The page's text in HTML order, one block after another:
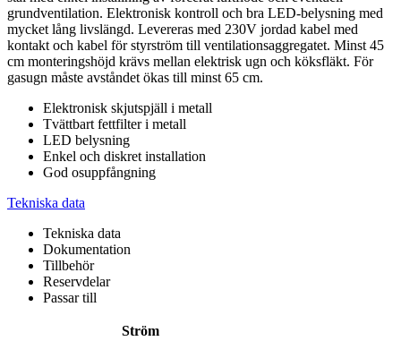
grundventilation. Elektronisk kontroll och bra LED-belysning med
mycket lång livslängd. Levereras med 230V jordad kabel med
kontakt och kabel för styrström till ventilationsaggregatet. Minst 45
cm monteringshöjd krävs mellan elektrisk ugn och köksfläkt. För
gasugn måste avståndet ökas till minst 65 cm.
Elektronisk skjutspjäll i metall
Tvättbart fettfilter i metall
LED belysning
Enkel och diskret installation
God osuppfångning
Tekniska data
Tekniska data
Dokumentation
Tillbehör
Reservdelar
Passar till
Ström